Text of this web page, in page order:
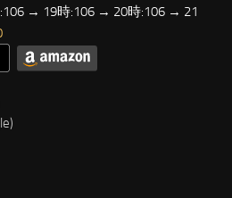
→ 19時:106 → 20時:106 → 21